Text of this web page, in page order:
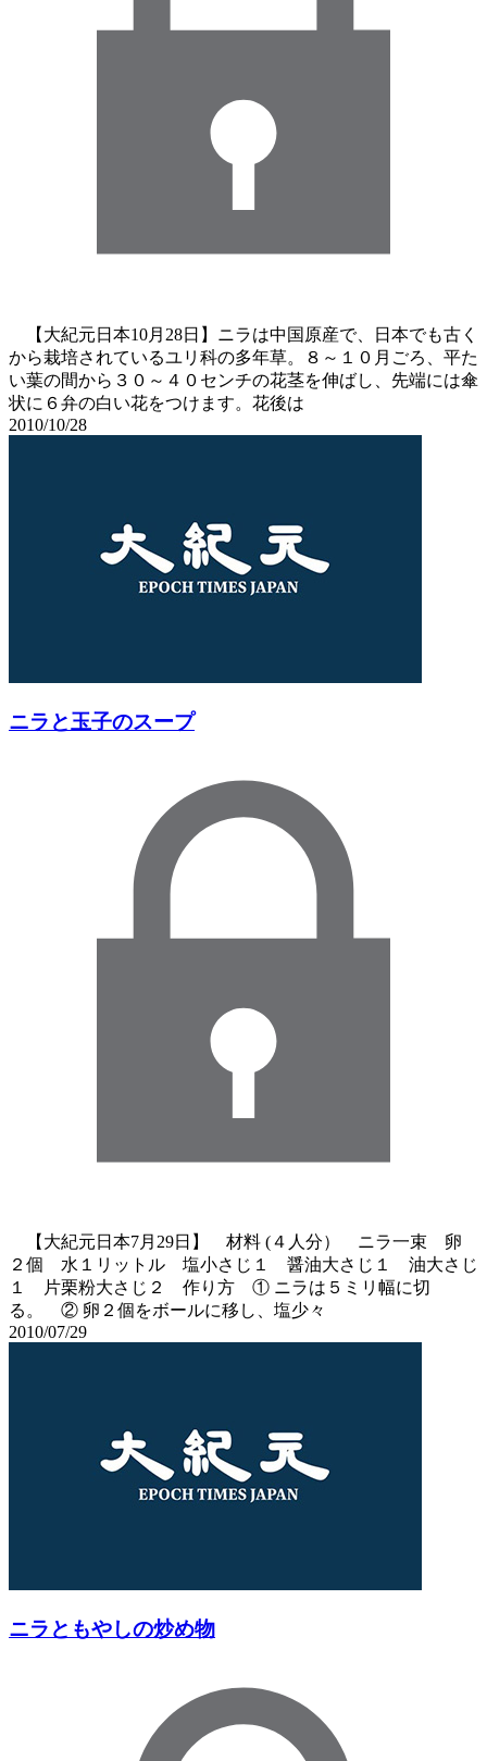
【大紀元日本10月28日】ニラは中国原産で、日本でも古く
から栽培されているユリ科の多年草。８～１０月ごろ、平た
い葉の間から３０～４０センチの花茎を伸ばし、先端には傘
状に６弁の白い花をつけます。花後は
2010/10/28
ニラと玉子のスープ
【大紀元日本7月29日】 材料 (４人分） ニラ一束 卵
２個 水１リットル 塩小さじ１ 醤油大さじ１ 油大さじ
１ 片栗粉大さじ２ 作り方 ① ニラは５ミリ幅に切
る。 ② 卵２個をボールに移し、塩少々
2010/07/29
ニラともやしの炒め物